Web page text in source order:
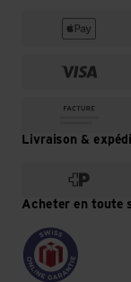
Livraison &
Acheter en toute